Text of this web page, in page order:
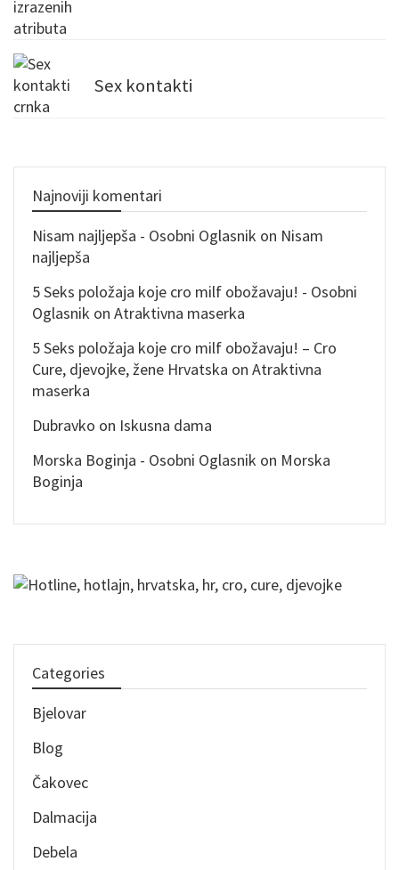
Sex kontakti
Najnoviji komentari
Nisam najljepša - Osobni Oglasnik on Nisam
najljepša
5 Seks položaja koje cro milf obožavaju! - Osobni
Oglasnik on Atraktivna maserka
5 Seks položaja koje cro milf obožavaju! – Cro
Cure, djevojke, žene Hrvatska on Atraktivna
maserka
Dubravko on Iskusna dama
Morska Boginja - Osobni Oglasnik on Morska
Boginja
Categories
Bjelovar
Blog
Čakovec
Dalmacija
Debela